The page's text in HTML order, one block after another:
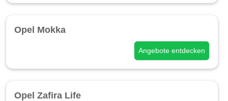
Opel Mokka
Angebote entdecken
Opel Zafira Life